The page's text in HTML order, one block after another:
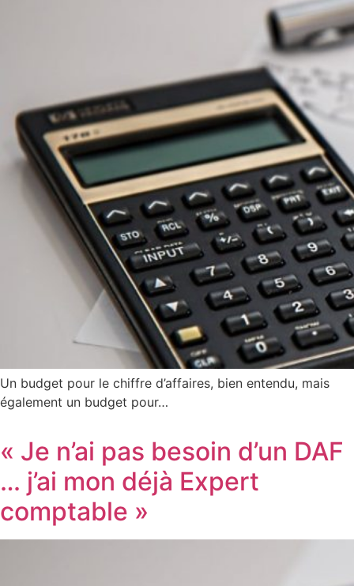
Un budget pour le chiffre d’affaires, bien entendu, mais
également un budget pour…
« Je n’ai pas besoin d’un DAF
… j’ai mon déjà Expert
comptable »